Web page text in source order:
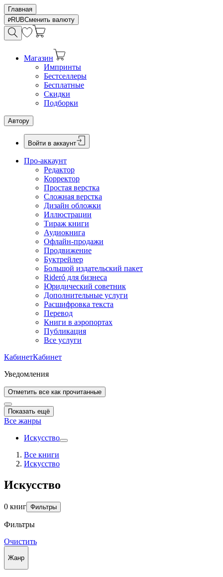
Главная
RUBСменить валюту
Магазин
Импринты
Бестселлеры
Бесплатные
Скидки
Подборки
Автору
Войти в аккаунт
Про-аккаунт
Редактор
Корректор
Простая верстка
Сложная верстка
Дизайн обложки
Иллюстрации
Тираж книги
Аудиокнига
Офлайн-продажи
Продвижение
Буктрейлер
Большой издательский пакет
Rideró для бизнеса
Юридический советник
Дополнительные услуги
Расшифровка текста
Перевод
Книги в аэропортах
Публикация
Все услуги
КабинетКабинет
Уведомления
Отметить все как прочитанные
Показать ещё
Все жанры
Искусство
Все книги
Искусство
Искусство
0 книг Фильтры
Фильтры
Очистить
Жанр